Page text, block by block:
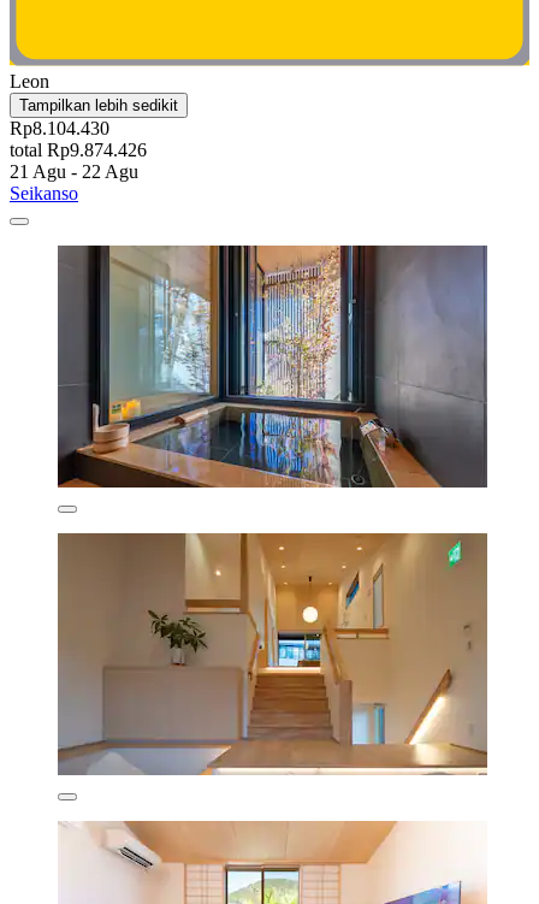
Leon
Tampilkan lebih sedikit
Rp8.104.430
total Rp9.874.426
21 Agu - 22 Agu
Seikanso